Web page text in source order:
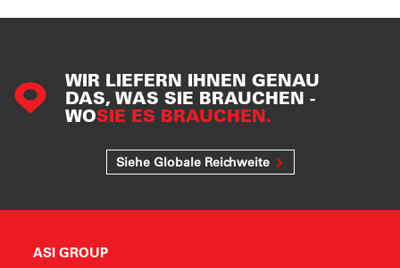
WIR LIEFERN IHNEN GENAU
DAS, WAS SIE BRAUCHEN -
WOSIE ES BRAUCHEN.
Siehe Globale Reichweite
ASI GROUP